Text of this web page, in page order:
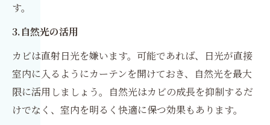
す。
3.自然光の活用
カビは直射日光を嫌います。可能であれば、日光が直接
室内に入るようにカーテンを開けておき、自然光を最大
限に活用しましょう。自然光はカビの成長を抑制するだ
けでなく、室内を明るく快適に保つ効果もあります。